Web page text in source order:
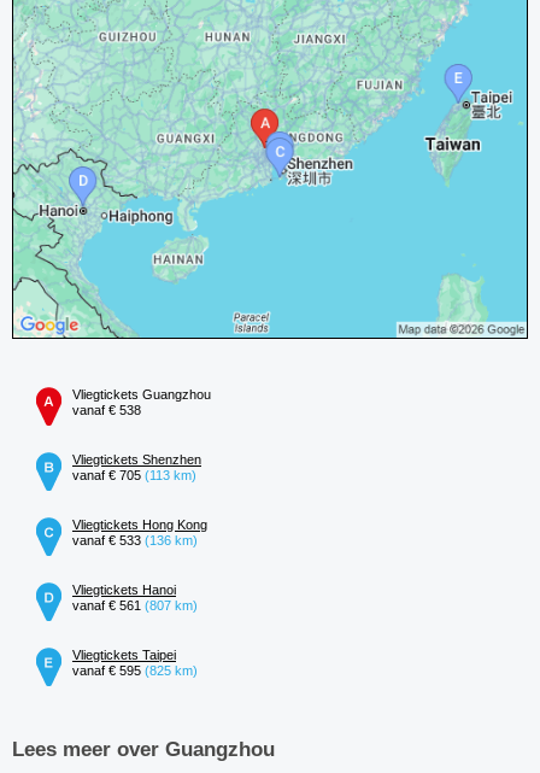
Vliegtickets Guangzhou
vanaf € 538
Vliegtickets Shenzhen
vanaf € 705 (113 km)
Vliegtickets Hong Kong
vanaf € 533 (136 km)
Vliegtickets Hanoi
vanaf € 561 (807 km)
Vliegtickets Taipei
vanaf € 595 (825 km)
Lees meer over Guangzhou